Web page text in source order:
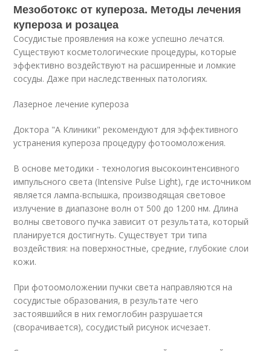
Мезоботокс от купероза. Методы лечения
купероза и розацеа
Сосудистые проявления на коже успешно лечатся.
Существуют косметологические процедуры, которые
эффективно воздействуют на расширенные и ломкие
сосуды. Даже при наследственных патологиях.
Лазерное лечение купероза
Доктора "А Клиники" рекомендуют для эффективного
устранения купероза процедуру фотоомоложения.
В основе методики - технология высокоинтенсивного
импульсного света (Intensive Pulse Light), где источником
является лампа-вспышка, производящая световое
излучение в диапазоне волн от 500 до 1200 нм. Длина
волны светового пучка зависит от результата, который
планируется достигнуть. Существует три типа
воздействия: на поверхностные, средние, глубокие слои
кожи.
При фотоомоложении пучки света направляются на
сосудистые образования, в результате чего
застоявшийся в них гемоглобин разрушается
(сворачивается), сосудистый рисунок исчезает.